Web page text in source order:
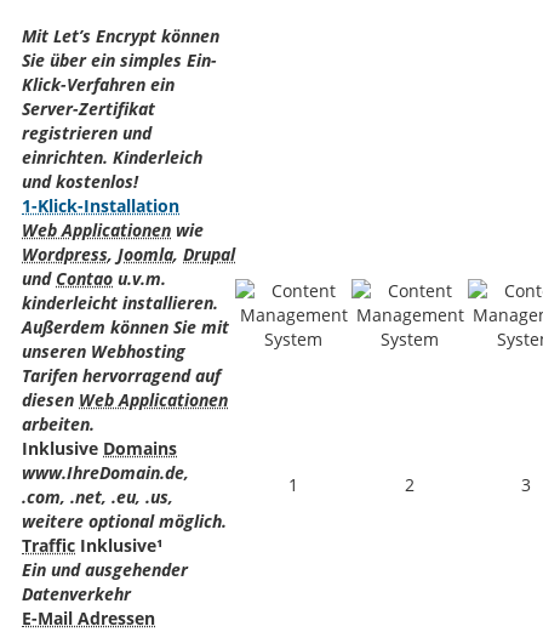
Mit Let’s Encrypt können
Sie über ein simples Ein-
Klick-Verfahren ein
Server-Zertifikat
registrieren und
einrichten. Kinderleich
und kostenlos!
1-Klick-Installation
Web Applicationen wie
Wordpress, Joomla, Drupal
und Contao u.v.m.
kinderleicht installieren.
Außerdem können Sie mit
unseren Webhosting
Tarifen hervorragend auf
diesen Web Applicationen
arbeiten.
Inklusive Domains
www.IhreDomain.de,
.com, .net, .eu, .us,
weitere optional möglich.
1 2 3
Traffic Inklusive¹
Ein und ausgehender
Datenverkehr
E-Mail Adressen